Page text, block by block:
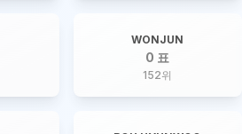
WONJUN
0 표
152위